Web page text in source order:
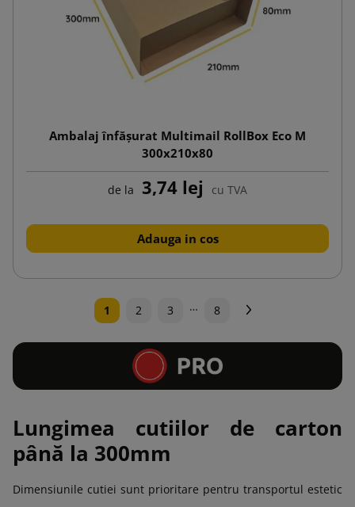
Ambalaj înfășurat Multimail RollBox Eco M
300x210x80
de la 3,74 lej cu TVA
Adauga in cos
1 2 3 … 8
Lungimea cutiilor de carton
până la 300mm
Dimensiunile cutiei sunt prioritare pentru transportul estetic